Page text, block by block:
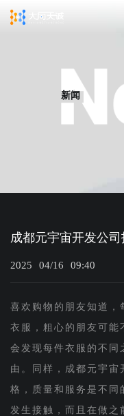
新闻
成都元宇宙开发公
2025 04/16 09:40
喜欢购物的朋友知道，
衣服，粗心的朋友可能
会发现每件衣服的不同
由。同样，成都元宇宙
格，质量和服务是不同
发生接触，而且在做之